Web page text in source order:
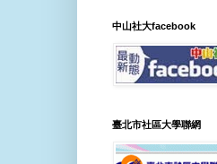
中山社大facebook
臺北市社區大學聯網